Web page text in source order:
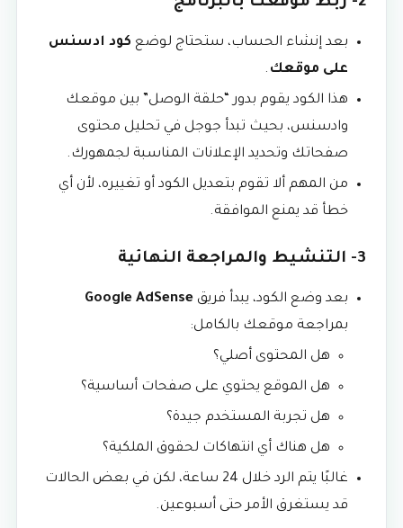
بعد إنشاء الحساب، ستحتاج لوضع كود ادسنس
على موقعك .
هذا الكود يقوم بدور “حلقة الوصل” بين موقعك
وادسنس، بحيث تبدأ جوجل في تحليل محتوى
صفحاتك وتحديد الإعلانات المناسبة لجمهورك.
من المهم ألا تقوم بتعديل الكود أو تغييره، لأن أي
خطأ قد يمنع الموافقة.
3- التنشيط والمراجعة النهائية
بعد وضع الكود، يبدأ فريق Google AdSense
بمراجعة موقعك بالكامل:
هل المحتوى أصلي؟
هل الموقع يحتوي على صفحات أساسية؟
هل تجربة المستخدم جيدة؟
هل هناك أي انتهاكات لحقوق الملكية؟
غالبًا يتم الرد خلال 24 ساعة، لكن في بعض الحالات
قد يستغرق الأمر حتى أسبوعين.